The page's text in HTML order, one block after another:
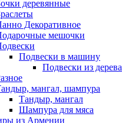
деревянные
Декоративное
мешочки
Подвески в машину
Подвески из дерева
мангал, шампура
Тандыр, мангал
Шампура для мяса
из Армении